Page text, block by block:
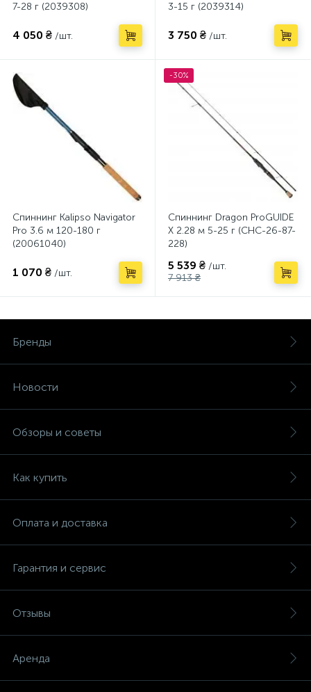
7-28 г (2039308)
4 050 ₴ /шт.
3-15 г (2039314)
3 750 ₴ /шт.
Спиннинг Kalipso Navigator
Pro 3.6 м 120-180 г
(20061040)
1 070 ₴ /шт.
-30%
Спиннинг Dragon ProGUIDE
X 2.28 м 5-25 г (CHC-26-87-
228)
5 539 ₴ /шт.
7 913 ₴
Бренды
Новости
Обзоры и советы
Как купить
Оплата и доставка
Гарантия и сервис
Отзывы
Аренда